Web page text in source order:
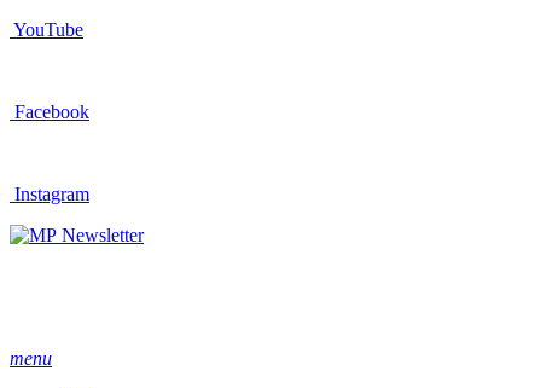
YouTube
Facebook
Instagram
Newsletter
menu